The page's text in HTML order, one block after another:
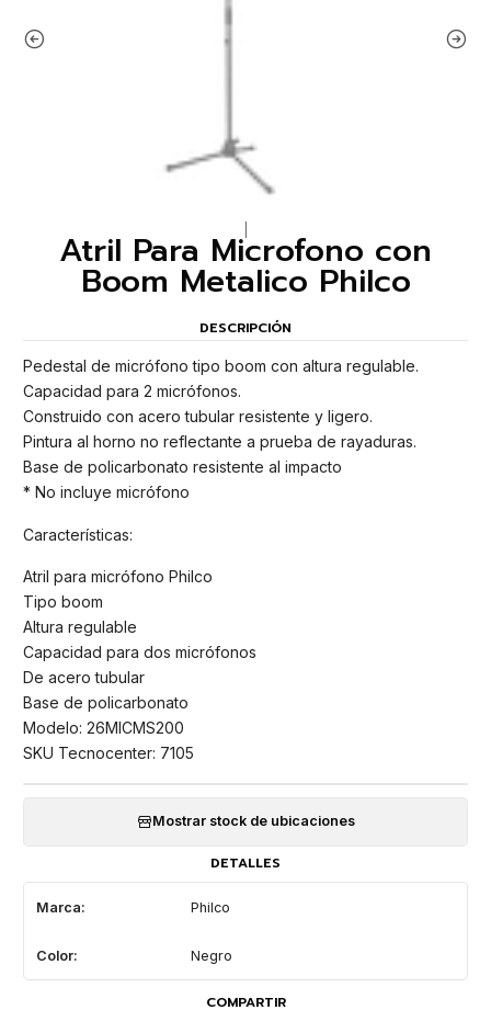
Atril Para Microfono con
Boom Metalico Philco
DESCRIPCIÓN
Pedestal de micrófono tipo boom con altura regulable.
Capacidad para 2 micrófonos.
Construido con acero tubular resistente y ligero.
Pintura al horno no reflectante a prueba de rayaduras.
Base de policarbonato resistente al impacto
* No incluye micrófono
Características:
Atril para micrófono Philco
Tipo boom
Altura regulable
Capacidad para dos micrófonos
De acero tubular
Base de policarbonato
Modelo: 26MICMS200
SKU Tecnocenter: 7105
Mostrar stock de ubicaciones
DETALLES
Marca: Philco
Color: Negro
COMPARTIR